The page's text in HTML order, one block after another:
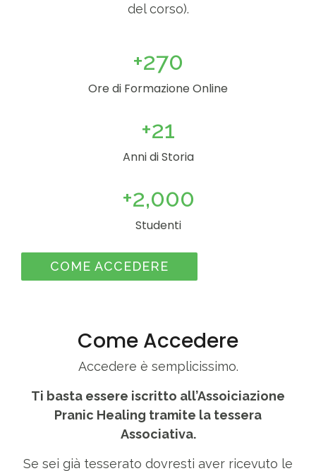
del corso).
+270
Ore di Formazione Online
+21
Anni di Storia
+2,000
Studenti
COME ACCEDERE
Come Accedere
Accedere è semplicissimo.
Ti basta essere iscritto all’Assoiciazione
Pranic Healing tramite la tessera
Associativa.
Se sei già tesserato dovresti aver ricevuto le